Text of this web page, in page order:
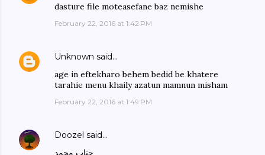
dasture file moteasefane baz nemishe
February 22, 2016 at 1:42 PM
Unknown said…
age in eftekharo behem bedid be khatere
tarahie menu khaily azatun mamnun misham
February 22, 2016 at 1:49 PM
Doozel said…
جناب محمد